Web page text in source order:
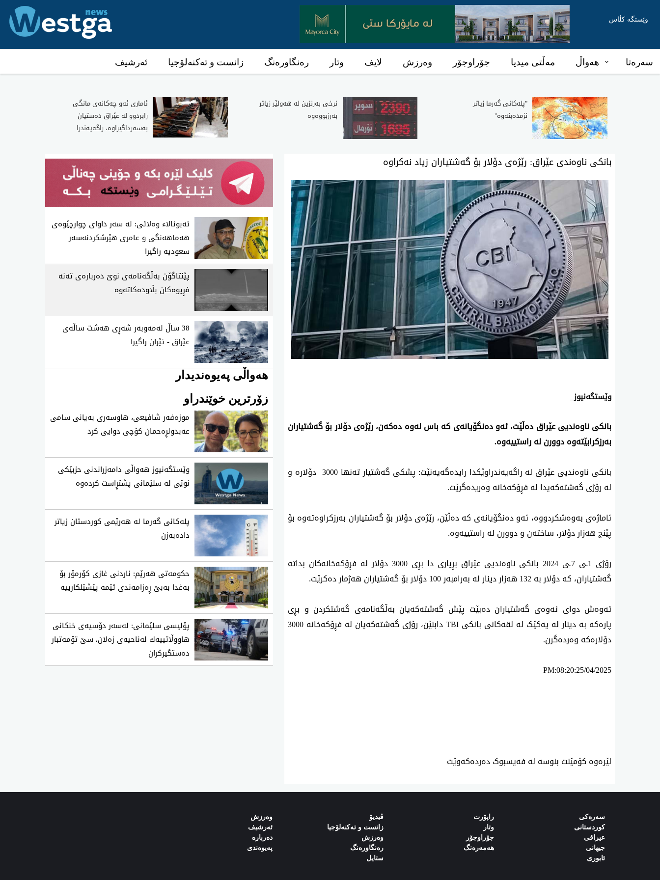
وێستگە کڵاس
سەرەتا هەواڵ مەڵتی میدیا جۆراوجۆر وەرزش لایف وتار رەنگاورەنگ زانست و تەکنەلۆجیا ئەرشیف
"پله‌كانی‌ گه‌رما زیاتر
نزمده‌بنه‌وه‌"
نرخی‌ به‌رنزین له‌ هه‌ولێر زیاتر
به‌رزبووه‌وه‌
ئاماری ئه‌و چه‌كانه‌ی مانگی
رابردوو له‌ عێراق ده‌ستیان
به‌سه‌رداگیراوه‌، راگه‌یه‌ندرا
بانکی ناوەندی عێراق: رێژەی دۆلار بۆ گەشتیاران زیاد نەکراوە
وێستگەنیوز_
بانکی ناوەندیی عێراق دەڵێت، ئەو دەنگۆیانەی کە باس لەوە دەکەن، رێژەی دۆلار بۆ گەشتیاران
بەرزکرابێتەوە دوورن لە راستییەوە.
بانکی ناوەندیی عێراق لە راگەیەندراوێکدا رایدەگەیەنێت: پشکی گەشتیار تەنها 3000 دۆلارە و
لە رۆژی گەشتەکەیدا لە فڕۆکەخانە وەریدەگرێت.
ئاماژەی بەوەشکردووە، ئەو دەنگۆیانەی کە دەڵێن، رێژەی دۆلار بۆ گەشتیاران بەرزکراوەتەوە بۆ
پێنج هەزار دۆلار، ساختەن و دوورن لە راستییەوە.
رۆژی 1ـی 7ـی 2024 بانکی ناوەندیی عێراق بڕیاری دا بڕی 3000 دۆلار لە فڕۆکەخانەکان بداتە
گەشتیاران، کە دۆلار بە 132 هەزار دینار لە بەرامبەر 100 دۆلار بۆ گەشتیاران هەژمار دەکرێت.
ئەوەش دوای ئەوەی گەشتیاران دەبێت پێش گەشتەکەیان بەڵگەنامەی گەشتکردن و بڕی
پارەکە بە دینار لە یەکێک لە لقەکانی بانکی TBI دابنێن، رۆژی گەشتەکەیان لە فڕۆکەخانە 3000
دۆلارەکە وەردەگرن.
PM:08:20:25/04/2025
لێرەوە کۆمێنت بنوسە لە فەیسبوک دەردەکەوێت
ئه‌بوئالا‌ء وه‌لائی: له‌ سه‌ر داوای‌ چوارچێوه‌ی
هه‌ماهه‌نگی و عامری هێرشكردنه‌سه‌ر
سعودیه‌ راگیرا
پێنتاگۆن به‌ڵگه‌نامه‌ی‌ نوێ ده‌رباره‌ی‌ ته‌نه‌
فڕیوه‌كان بڵاوده‌كاته‌وه‌
38 ساڵ‌ له‌مه‌وبه‌ر شه‌ڕی‌ هه‌شت ساڵه‌ی‌
عێراق - ئێران راگیرا
هەواڵی پەیوەندیدار
زۆرترین خوێندراو
موزه‌فه‌ر شافیعی، هاوسه‌ری به‌یانی سامی
عه‌بدولڕه‌حمان كۆچی‌ دوایی كرد
وێستگەنیوز هەواڵی دامەزراندنی حزبێکی
نوێی لە سلێمانی پشتڕاست کردەوە
پلەکانی گەرما لە هەرێمی کوردستان زیاتر
دادەبەزن
حکومەتی هەرێم: ناردنی غازی کۆرمۆر بۆ
بەغدا بەبێ ڕەزامەندی ئێمە پێشێلکارییە
پۆلیسی سلێمانی: له‌سه‌ر دۆسیه‌ی خنكانی
هاووڵاتییه‌ك له‌ناحیه‌ی زه‌لان، سێ تۆمه‌تبار
ده‌ستگیركران
سەرەکی
کوردستانی
‌‌عیراقی‌
‌‌جیهانی‌
‌‌ئابوری‌
راپۆرت
وتار
جۆراوجۆر
هەمەرەنگ
ڤیدیۆ
زانست و تەکنەلۆجیا
وەرزش
رەنگاورەنگ
ستایل‌
وەرزش‌
ئەرشیف
دەربارە‌
پەیوەندی‌